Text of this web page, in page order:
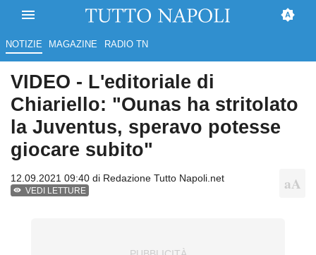
NOTIZIE MAGAZINE RADIO TN
VIDEO - L'editoriale di
Chiariello: "Ounas ha stritolato
la Juventus, speravo potesse
giocare subito"
12.09.2021 09:40 di Redazione Tutto Napoli.net
VEDI LETTURE